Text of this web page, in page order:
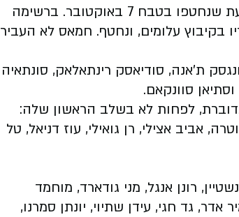
חמאס מחזיק גם בתשעה זרים שעבדו ביישובי העוטף בעת שנחטפו בטבח 7 באוקטובר. ברשימה
בקיבוץ עלומים, ונחטף. חמאס לא העביר
ת'אנה, סודיאסק רינתאלאק, סונתאיה
סוונקאם.
לפחות לא בשלב הראשון שלה:
נאוטרה, אביב אצילי, רן גואילי, עוז דניאל, טל
רונן אנגל, מני גודארד, מוחמד
אדר, גד חגי, עידן שתיוי, יונתן סמרנו,